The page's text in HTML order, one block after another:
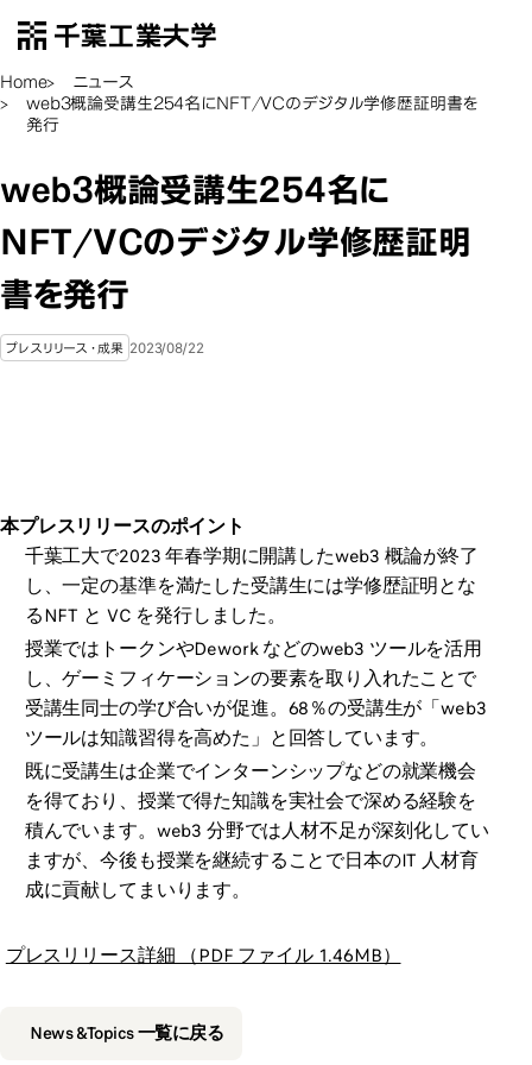
千葉工業大学
Open Menu
Home
ニュース
web3概論受講生254名にNFT/VCのデジタル学修歴証明書を
発行
web3概論受講生254名に
NFT/VCのデジタル学修歴証明
書を発行
プレスリリース・成果 2023/08/22
本プレスリリースのポイント
千葉工大で2023 年春学期に開講したweb3 概論が終了
し、一定の基準を満たした受講生には学修歴証明とな
るNFT と VC を発行しました。
授業ではトークンやDework などのweb3 ツールを活用
し、ゲーミフィケーションの要素を取り入れたことで
受講生同士の学び合いが促進。68％の受講生が「web3
ツールは知識習得を高めた」と回答しています。
既に受講生は企業でインターンシップなどの就業機会
を得ており、授業で得た知識を実社会で深める経験を
積んでいます。web3 分野では人材不足が深刻化してい
ますが、今後も授業を継続することで日本のIT 人材育
成に貢献してまいります。
プレスリリース詳細 （PDF ファイル 1.46MB）
News &Topics 一覧に戻る